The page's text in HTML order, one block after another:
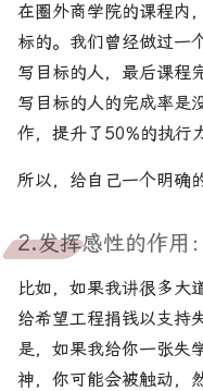
在圈外商学院的课程内
标的。我们曾经做过一
写目标的人，最后课程
写目标的人的完成率是
作，提升了50%的执行
所以，给自己一个明确
2.发挥感性的作用
比如，如果我讲很多大
给希望工程捐钱以支持
是，如果我给你一张失
神，你可能会被触动，